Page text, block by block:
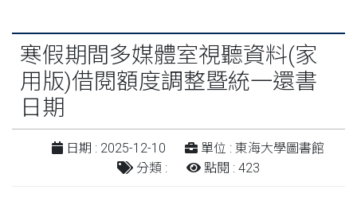
寒假期間多媒體室視聽資料(家
用版)借閱額度調整暨統一還書
日期
日期 : 2025-12-10
單位 : 東海大學圖書館
分類 :
點閱 : 423